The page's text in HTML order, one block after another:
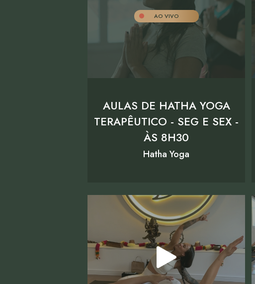
AO VIVO
AULAS DE HATHA YOGA
TERAPÊUTICO - SEG E SEX -
ÀS 8H30
Hatha Yoga